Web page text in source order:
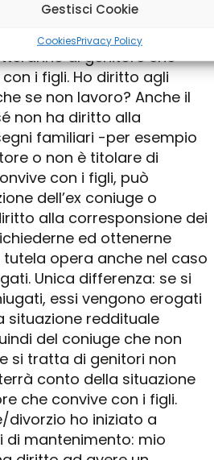
Gestisci Cookie
CookiesPrivacy Policy
allora il criterio
si atterrà è quello della
al genitore che
i figli. Ho diritto agli
se non lavoro? Anche il
non ha diritto alla
familiari -per esempio
o non è titolare di
con i figli, può
dell’ex coniuge o
alla corresponsione dei
ed ottenerne
tutela opera anche nel caso
Unica differenza: se si
essi vengono erogati
situazione reddituale
del coniuge che non
si tratta di genitori non
conto della situazione
che convive con i figli.
divorzio ho iniziato a
di mantenimento: mio